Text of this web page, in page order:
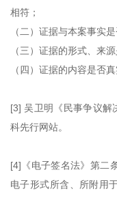
相符；
（二）证据与本案事实是
（三）证据的形式、来
（四）证据的内容是否真
[3] 吴卫明《民事争议解
科先行网站。
[4]《电子签名法》第二
电子形式所含、所附用